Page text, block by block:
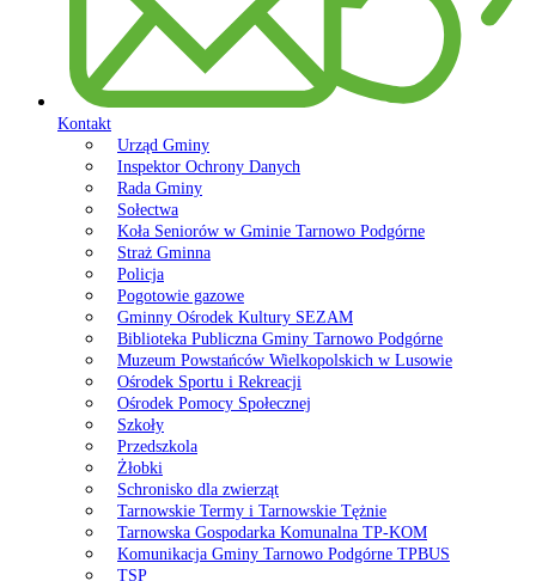
Kontakt
Urząd Gminy
Inspektor Ochrony Danych
Rada Gminy
Sołectwa
Koła Seniorów w Gminie Tarnowo Podgórne
Straż Gminna
Policja
Pogotowie gazowe
Gminny Ośrodek Kultury SEZAM
Biblioteka Publiczna Gminy Tarnowo Podgórne
Muzeum Powstańców Wielkopolskich w Lusowie
Ośrodek Sportu i Rekreacji
Ośrodek Pomocy Społecznej
Szkoły
Przedszkola
Żłobki
Schronisko dla zwierząt
Tarnowskie Termy i Tarnowskie Tężnie
Tarnowska Gospodarka Komunalna TP-KOM
Komunikacja Gminy Tarnowo Podgórne TPBUS
TSP